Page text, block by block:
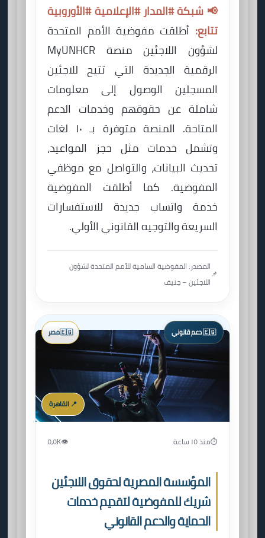
📢 شبكة #المدار #الإعلامية #الأوروبية
تتابع: أطلقت مفوضية الأمم المتحدة
لشؤون اللاجئين منصة MyUNHCR
الرقمية الجديدة التي تتيح للاجئين
المسجلين الوصول إلى معلومات
شاملة عن حقوقهم وخدمات الدعم
المتاحة. المنصة متوفرة بـ ١٠ لغات
وتشمل خدمات مثل حجز المواعيد،
تحديث البيانات، والتواصل مع موظفي
المفوضية. كما أطلقت المفوضية
خدمة واتساب جديدة للاستفسارات
السريعة والتوجيه القانوني الأولي.
📌
المصدر: المفوضية السامية للأمم المتحدة لشؤون
اللاجئين – جنيف
🇪🇬 دعم قانوني
📍 القاهرة
🇪🇬مصر
⏱️منذ ١٥ ساعة 👁️٥٫٥K
المؤسسة المصرية لحقوق اللاجئين
شريك للمفوضية لتقديم خدمات
الحماية والدعم القانوني